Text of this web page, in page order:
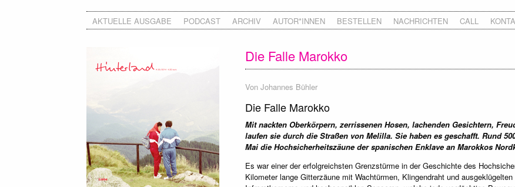
AKTUELLE AUSGABE PODCAST ARCHIV AUTOR*INNEN BESTELLEN NACHRICHTEN CALL
Die Falle Marokko
Von Johannes Bühler
Die Falle Marokko
Mit nackten Oberkörpern, zerrissenen Hosen, lachenden Gesichtern,
laufen sie durch die Straßen von Melilla. Sie haben es geschafft. Rund
Mai die Hochsicherheitszäune der spanischen Enklave an Marokkos
Es war einer der erfolgreichsten Grenzstürme in der Geschichte des
Kilometer lange Gitterzäune mit Wachtürmen, Klingendraht und